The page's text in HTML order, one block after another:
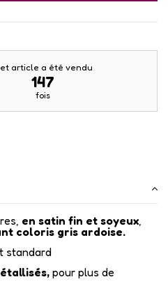
article a été vendu
147
fois
en satin fin et soyeux,
coloris gris ardoise.
standard
, pour plus de